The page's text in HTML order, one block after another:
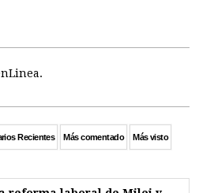
Recientes Más comentado Más visto